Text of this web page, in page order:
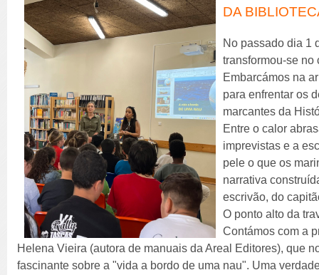
DA
No passado dia 1
transformou-se no
Embarcámos na
para enfrentar os
marcantes da
Entre o calor
imprevistas e a
pele o que os
narrativa
escrivão, do
O ponto alto da
Contámos com a
Helena Vieira (autora de manuais da Areal Editores), que
fascinante sobre a "vida a bordo de uma nau". Uma